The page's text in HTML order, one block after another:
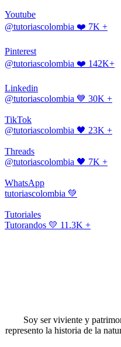
Youtube
@tutoriascolombia ❤️ 7K +
Pinterest
@tutoriascolombia ❤️ 142K+
Linkedin
@tutoriascolombia 💙 30K +
TikTok
@tutoriascolombia 🖤 23K +
Threads
@tutoriascolombia 🖤 7K +
WhatsApp
tutoriascolombia 💚
Tutoriales
Tutorandos 💛 11.3K +
Soy ser viviente y
represento la historia de la